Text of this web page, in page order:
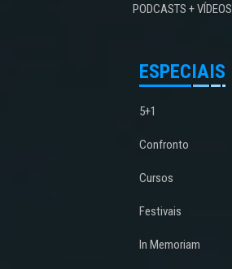
PODCASTS + VÍDEOS
ESPECIAIS
5+1
Confronto
Cursos
Festivais
In Memoriam